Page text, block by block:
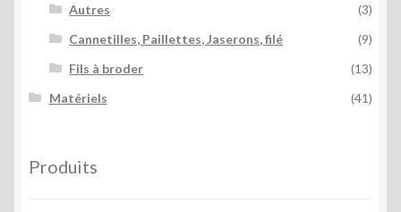
Autres
(3)
Cannetilles, Paillettes, Jaserons, filé
(9)
Fils à broder
(13)
Matériels
(41)
Produits